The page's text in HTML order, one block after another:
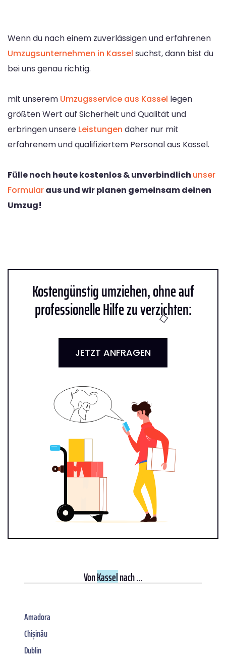
Wenn du nach einem zuverlässigen und erfahrenen
Umzugsunternehmen in Kassel suchst, dann bist du
bei uns genau richtig.
mit unserem Umzugsservice aus Kassel legen
größten Wert auf Sicherheit und Qualität und
erbringen unsere Leistungen daher nur mit
erfahrenem und qualifiziertem Personal aus Kassel.
Fülle noch heute kostenlos & unverbindlich unser
Formularaus und wir planen gemeinsam deinen
Umzug!
Kostengünstig umziehen, ohne auf
professionelle Hilfe zu verzichten:
JETZT ANFRAGEN
VonKasselnach ...
Amadora
Chișinău
Dublin